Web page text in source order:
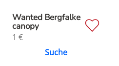
Wanted Bergfalke
canopy
1 €
Suche